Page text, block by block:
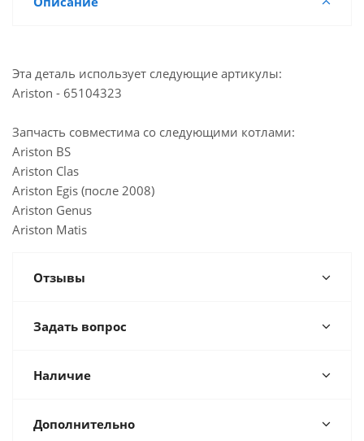
Склад г. Самара, улица Ново-Вокзальная,146А
Ленина,215А
Казань, ул. Проспект Победы, 35Б
Достаточно
Казань, ул. Горьковское шоссе, 49
Йошкар-Ола, ул. Красноармейская, 110
Альметьевск, ул. Советская, 180А
Эта деталь использует следующие артикулы:
Ariston - 65104323
Запчасть совместима со следующими котлами:
Ariston BS
Ariston Clas
Ariston Egis (после 2008)
Ariston Genus
Ariston Matis
Отзывы
Задать вопрос
Наличие
Дополнительно